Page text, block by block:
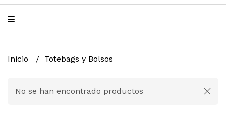
Inicio Totebags y Bolsos
No se han encontrado productos